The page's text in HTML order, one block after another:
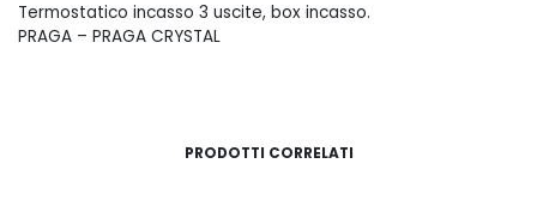
Termostatico incasso 3 uscite, box incasso.
PRAGA – PRAGA CRYSTAL
PRODOTTI CORRELATI